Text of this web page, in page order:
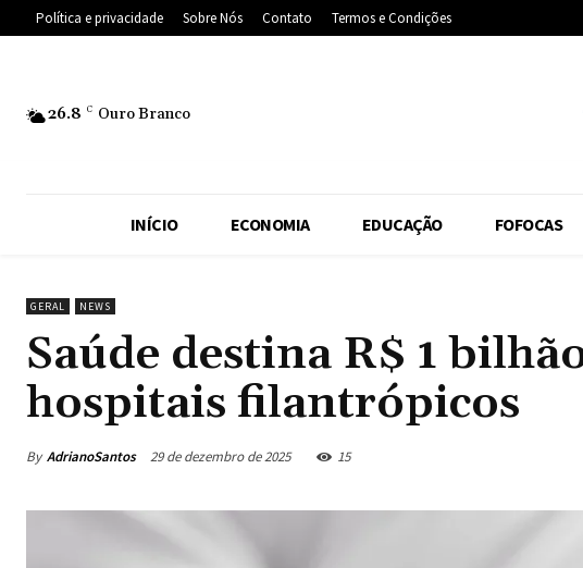
Política e privacidade Sobre Nós Contato Termos e Condições
26.8 C Ouro Branco
INÍCIO ECONOMIA EDUCAÇÃO FOFOCAS
GERAL NEWS
Saúde destina R$ 1
hospitais filantrópicos
By AdrianoSantos 29 de dezembro de 2025 15